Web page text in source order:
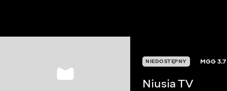
NIEDOSTĘPNY MGG3.7
Niusia TV